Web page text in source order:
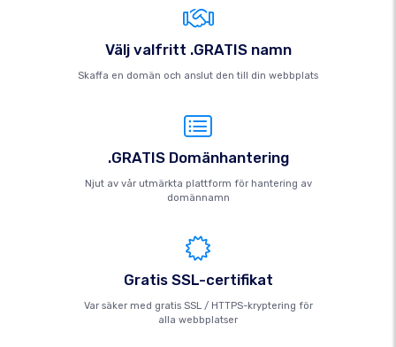
Välj valfritt .GRATIS namn
Skaffa en domän och anslut den till din webbplats
.GRATIS Domänhantering
Njut av vår utmärkta plattform för hantering av
domännamn
Gratis SSL-certifikat
Var säker med gratis SSL / HTTPS-kryptering för
alla webbplatser